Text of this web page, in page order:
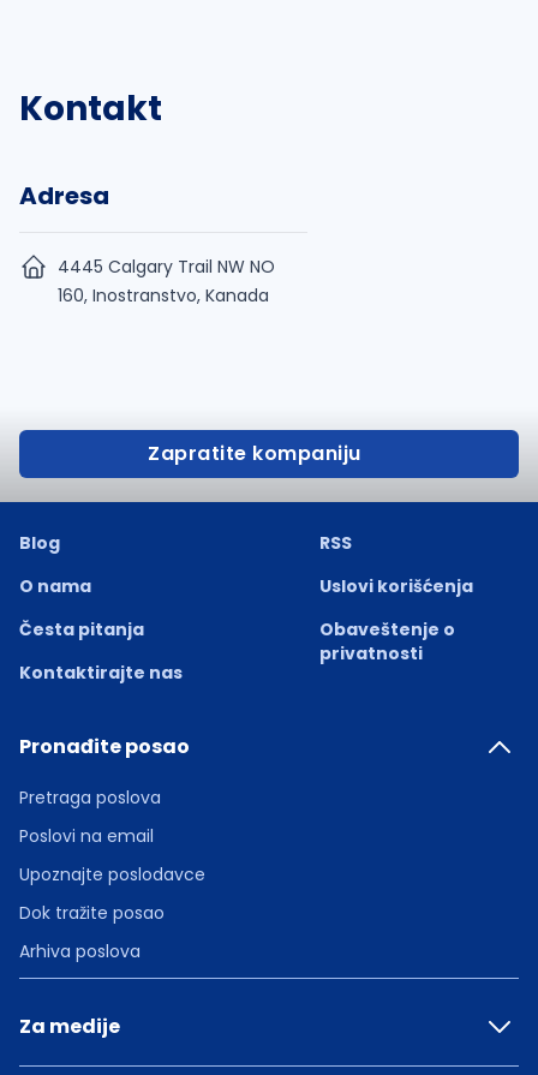
Kontakt
Adresa
4445 Calgary Trail NW NO
160, Inostranstvo, Kanada
Zapratite kompaniju
Blog
O nama
Česta pitanja
Kontaktirajte nas
RSS
Uslovi korišćenja
Obaveštenje o
privatnosti
Pronađite posao
Pretraga poslova
Poslovi na email
Upoznajte poslodavce
Dok tražite posao
Arhiva poslova
Za medije